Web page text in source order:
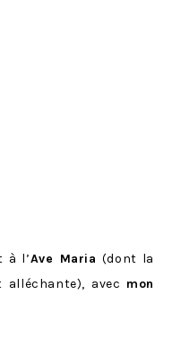
à l’Ave Maria (dont la
avec mon